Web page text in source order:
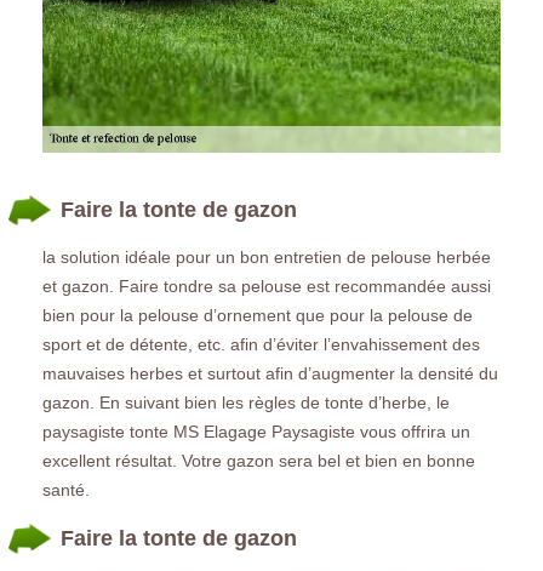
Faire la tonte de gazon
la solution idéale pour un bon entretien de pelouse herbée
et gazon. Faire tondre sa pelouse est recommandée aussi
bien pour la pelouse d’ornement que pour la pelouse de
sport et de détente, etc. afin d’éviter l’envahissement des
mauvaises herbes et surtout afin d’augmenter la densité du
gazon. En suivant bien les règles de tonte d’herbe, le
paysagiste tonte MS Elagage Paysagiste vous offrira un
excellent résultat. Votre gazon sera bel et bien en bonne
santé.
Faire la tonte de gazon